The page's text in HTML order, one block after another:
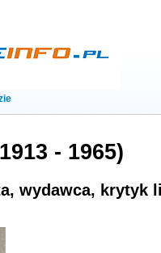
- 1965)
wydawca, krytyk